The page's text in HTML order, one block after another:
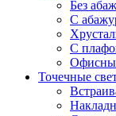
Без
С
С
Точечные